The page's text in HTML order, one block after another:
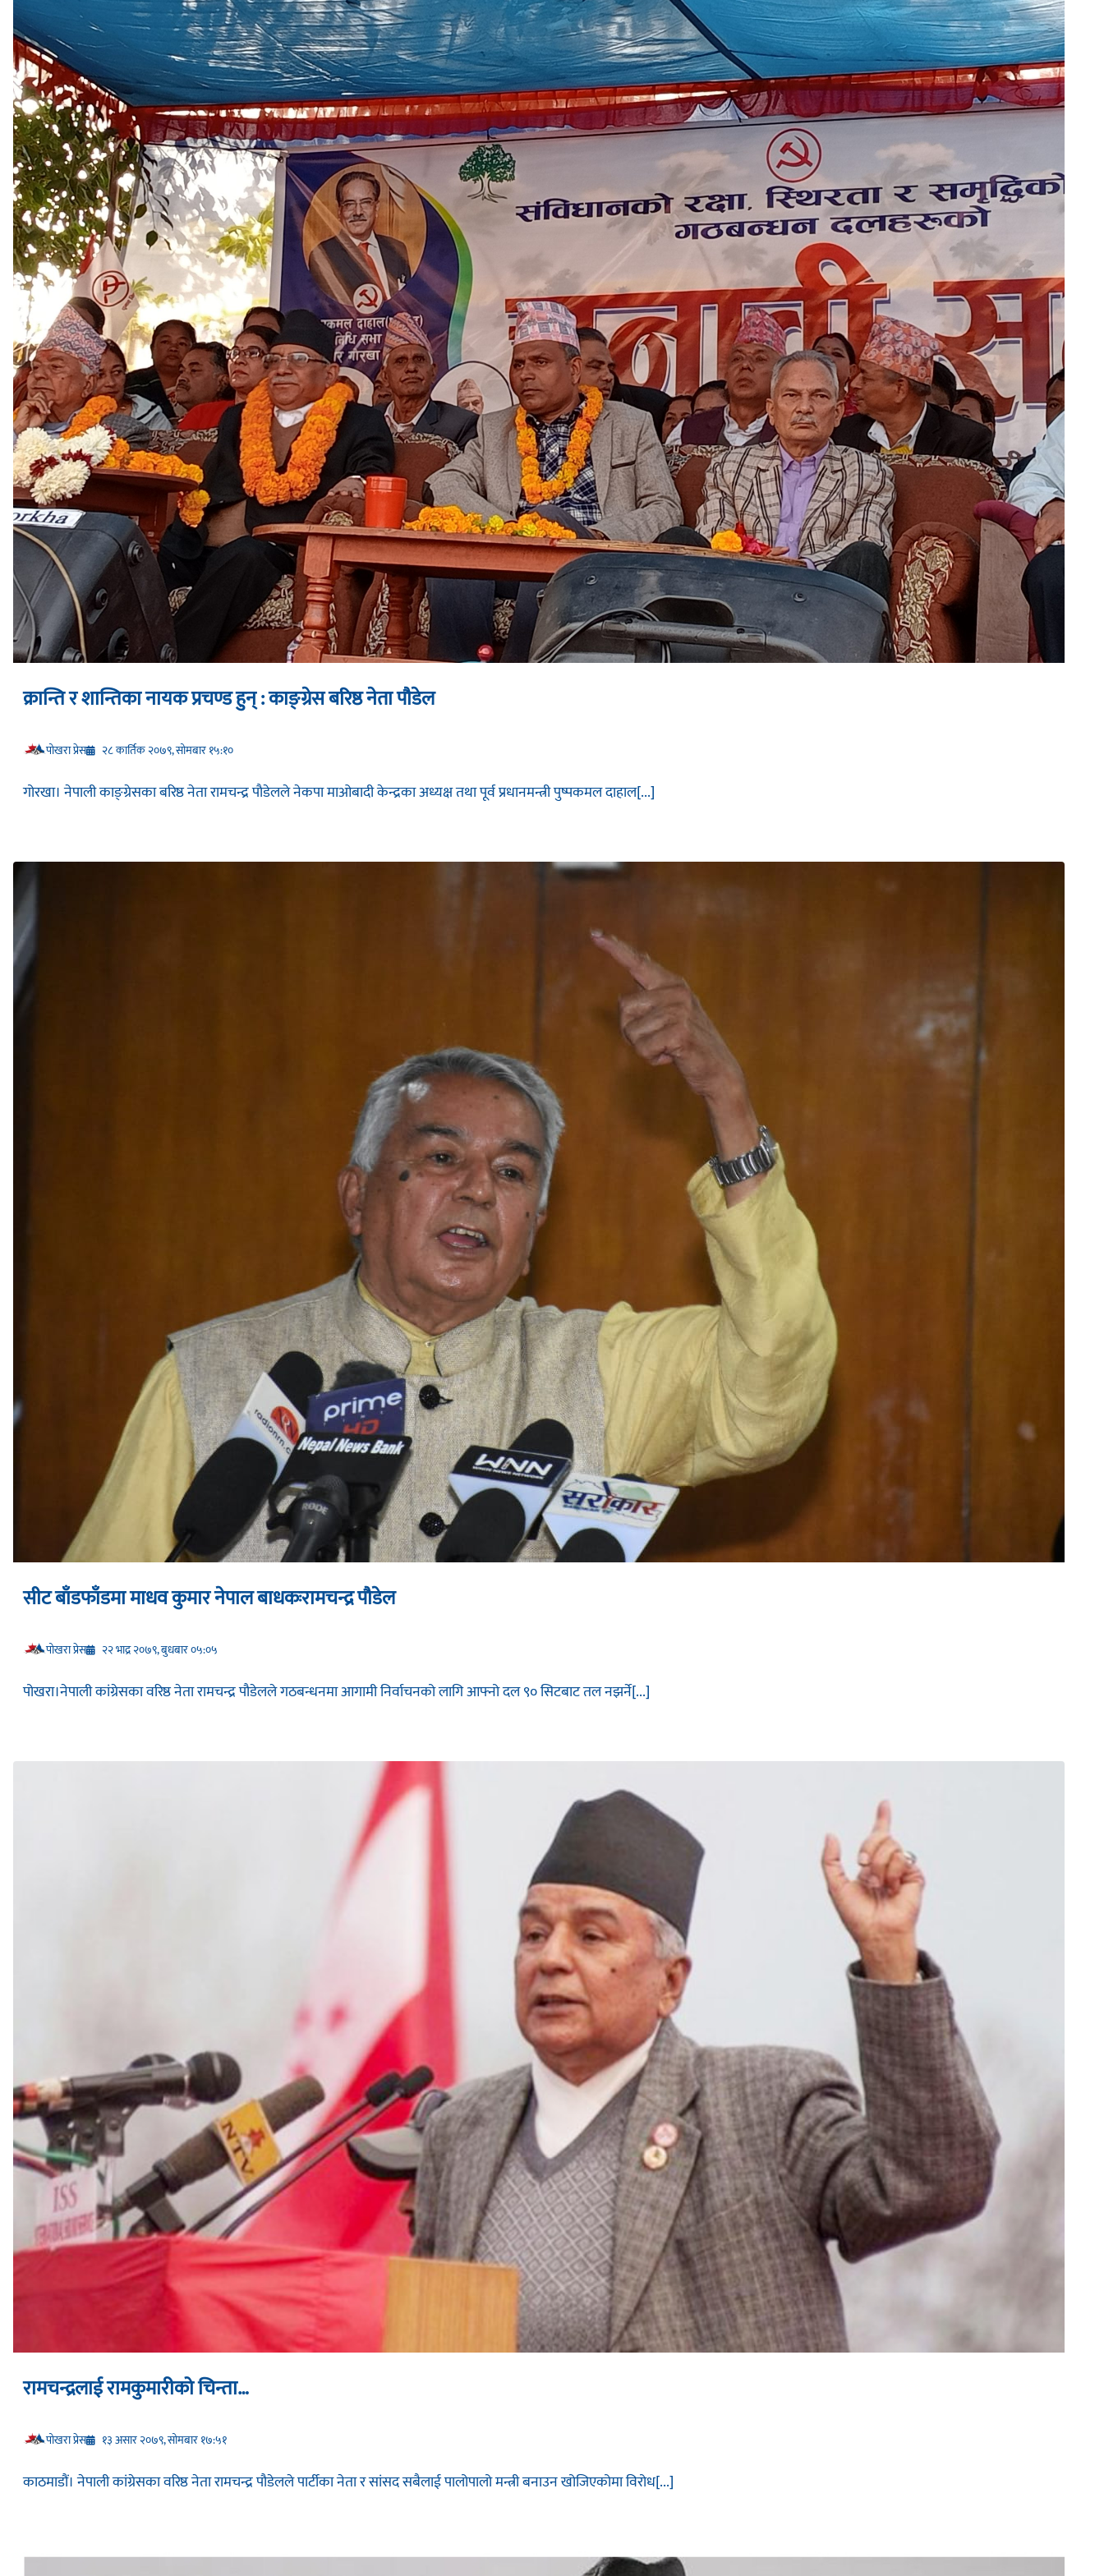
क्रान्ति र शान्तिका नायक प्रचण्ड हुन् : काङ्ग्रेस बरिष्ठ नेता पाैडेल
प‍ोखरा प्रेस २८ कार्तिक २०७९, सोमबार १५:१०
गोरखा। नेपाली काङ्ग्रेसका बरिष्ठ नेता रामचन्द्र पाैडेलले नेकपा माओबादी केन्द्रका अध्यक्ष तथा पूर्व प्रधानमन्त्री पुष्पकमल दाहाल[...]
सीट बाँडफाँडमा माधव कुमार नेपाल बाधकःरामचन्द्र पौडेल
प‍ोखरा प्रेस २२ भाद्र २०७९, बुधबार ०५:०५
पोखरा।नेपाली कांग्रेसका वरिष्ठ नेता रामचन्द्र पौडेलले गठबन्धनमा आगामी निर्वाचनको लागि आफ्नो दल ९० सिटबाट तल नझर्ने[...]
रामचन्द्रलाई रामकुमारीको चिन्ता…
प‍ोखरा प्रेस १३ असार २०७९, सोमबार १७:५१
काठमाडौं। नेपाली कांग्रेसका वरिष्ठ नेता रामचन्द्र पौडेलले पार्टीका नेता र सांसद सबैलाई पालोपालो मन्त्री बनाउन खोजिएकोमा विरोध[...]